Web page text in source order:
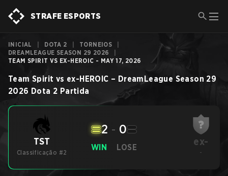
STRAFE ESPORTS
INICIAL DOTA 2 TORNEIOS
DREAMLEAGUE SEASON 29 2026
TEAM SPIRIT VS EX-HEROIC - MAY 17, 2026
Team Spirit vs ex-HEROIC – DreamLeague Season 29
2026 Dota 2 Partida
TST
Classificação #2
WIN
2 - 0
LOSE ex-
-